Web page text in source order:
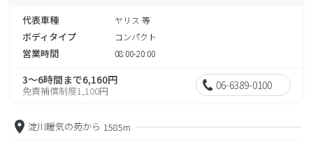
代表車種 ヤリス 等
ボディタイプ コンパクト
営業時間 08:00-20:00
3～6時間まで6,160円
免責補償制度1,100円 06-6389-0100
淀川暖気の苑から 1585m